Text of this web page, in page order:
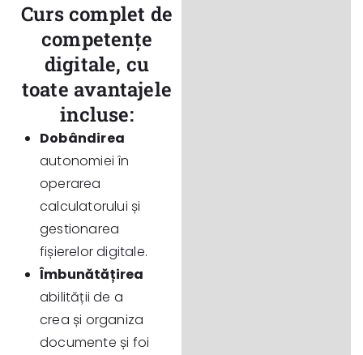
Curs complet de
competențe
digitale, cu
toate avantajele
incluse:
Dobândirea
autonomiei în
operarea
calculatorului și
gestionarea
fișierelor digitale.
Îmbunătățirea
abilității de a
crea și organiza
documente și foi